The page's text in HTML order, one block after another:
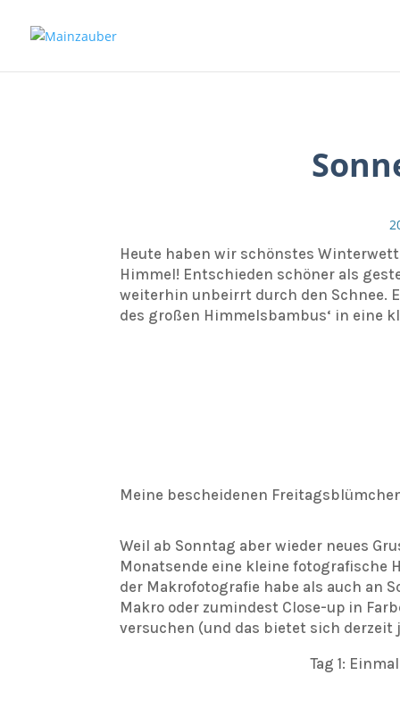
Heute haben wir schönstes
Himmel! Entschieden schöner als
weiterhin unbeirrt durch den Schnee.
des großen Himmelsbambus‘ in eine
Meine bescheidenen
Weil ab Sonntag aber wieder neues
Monatsende eine kleine fotografische
der Makrofotografie habe als auch an
Makro oder zumindest Close-up in
versuchen (und das bietet sich
Tag 1: